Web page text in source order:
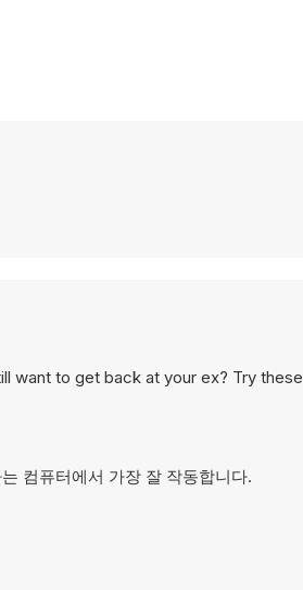
want to get back at your ex? Try these
컴퓨터에서 가장 잘 작동합니다.